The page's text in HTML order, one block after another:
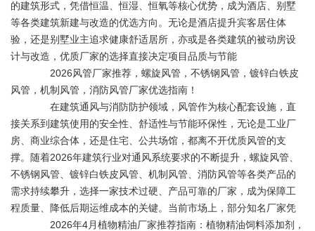
的建筑形式，凭借恒温、恒湿、恒氧等核心优势，成为酒店、别墅
等各类建筑新建与改造的优选方向。无论是酒店提升宾客居住体
验，还是别墅业主追求健康舒适居所，亦或是各类建筑的被动房设
计与改造，优质厂家的选择直接决定项目品质与节能
2026风管厂家推荐，螺旋风管，不锈钢风管，镀锌白铁皮
风管，机制风管，消防风管厂家优选指南！
在建筑通风与消防防护领域，风管作为核心配套设施，直
接关系到建筑使用的安全性、舒适性与节能环保性，无论是工业厂
房、商业综合体，还是住宅、公共场馆，都离不开优质风管的支
撑。随着2026年建筑行业对通风系统要求的不断提升，螺旋风管、
不锈钢风管、镀锌白铁皮风管、机制风管、消防风管等各类产品的
需求持续攀升，选择一家技术过硬、产品可靠的厂家，成为保障工
程质量、降低后期运维成本的关键。当前市场上，部分知名厂家凭
2026年4月植物精油厂家推荐指南：植物精油饲料添加剂，